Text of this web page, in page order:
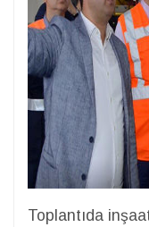
Toplantıda